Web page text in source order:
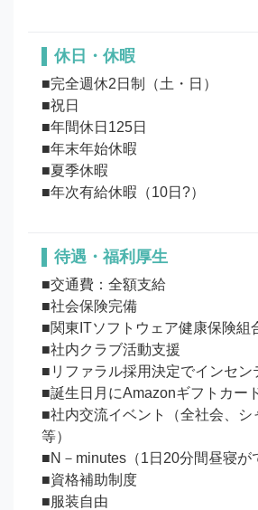
休日・休暇
■完全週休2日制（土・日）
■祝日
■年間休日125日
■年末年始休暇
■夏季休暇
待遇・福利厚生
■交通費：全額支給
■社会保険完備
■関東ITソフトウェア健康保険組
■社内クラブ活動支援
■リファラル採用決定でインセン
■誕生日月にAmazonギフトカー
■社内交流イベント（全社会、シ
等）
■N－minutes（1日20分間昼寝が
■資格補助制度
■服装自由